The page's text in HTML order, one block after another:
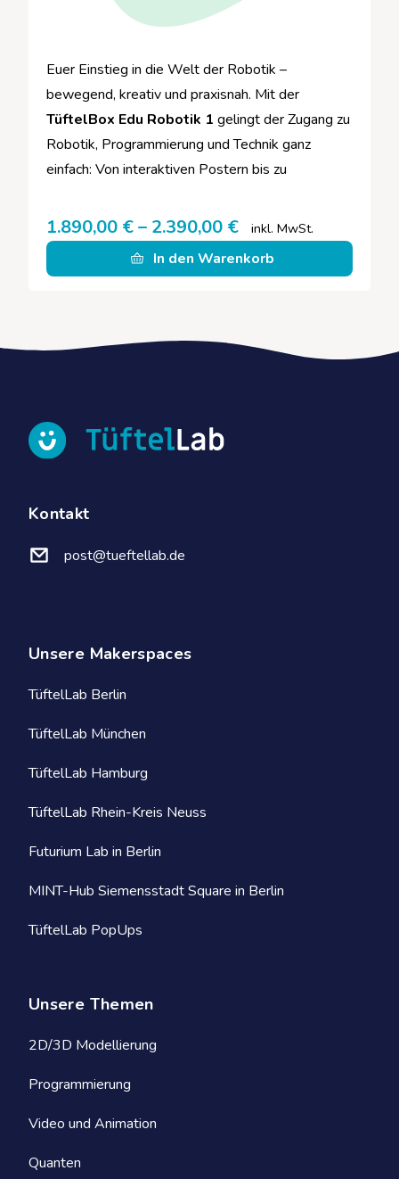
Euer Einstieg in die Welt der Robotik –
bewegend, kreativ und praxisnah. Mit der
TüftelBox Edu Robotik 1 gelingt der Zugang zu
Robotik, Programmierung und Technik ganz
einfach: Von interaktiven Postern bis zu
eigene Projekte mitCalliope mini und
MotionKitund erleben, wie Programmierung
Bewegung erzeugt. Begleitet von analogen und
Inspiration für eigene Unterrichts- und
Fächerübergreifend!
1.890,00 €– 2.390,00 € inkl. MwSt.
In den Warenkorb
Kontakt
post@tueftellab.de
Unsere Makerspaces
TüftelLab Berlin
TüftelLab München
TüftelLab Hamburg
TüftelLab Rhein-Kreis Neuss
Futurium Lab in Berlin
MINT-Hub Siemensstadt Square in Berlin
TüftelLab PopUps
Unsere Themen
2D/3D Modellierung
Programmierung
Video und Animation
Quanten